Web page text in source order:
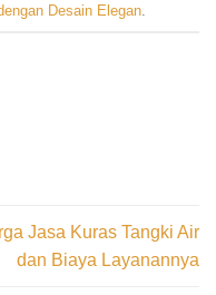
Desain Elegan
Jasa Kuras Tangki Air
dan Biaya Layanannya